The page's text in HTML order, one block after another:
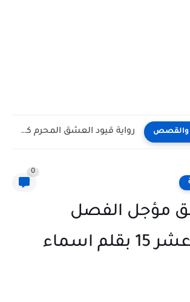
والقصص رواية قيود العشق المحرم كاملة وحصرية بقلم يوكا
0
مؤجل الفصل
الخامس عشر 15 بقلم اسماء